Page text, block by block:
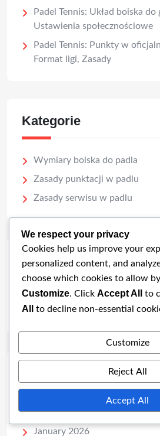
Padel Tennis: Układ boiska
Ustawienia społecznościowe
Padel Tennis: Punkty w
Format ligi, Zasady
Kategorie
Wymiary boiska do padla
Zasady punktacji w padlu
Zasady serwisu w padlu
Szukaj
February 2026
January 2026
We respect your privacy
Cookies help us improve your
personalized content, and
choose which cookies to allow
Customize. Click Accept All to
All
to decline non-essential
Customize
Reject All
Accept All